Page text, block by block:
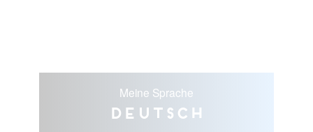
Meine Sprache
Deutsch